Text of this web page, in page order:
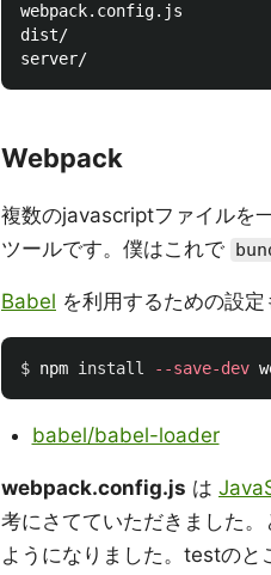
webpack.config.js
dist/
Webpack
複数のjavascriptファイルを
ツールです。僕はこれで
Babel を利用するための設定
$ npm install --save-dev
babel/babel-loader
webpack.config.js は
考にさてていただきました
ようになりました。testのと